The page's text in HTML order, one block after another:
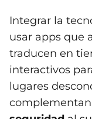
Integrar la
usar apps que
traducen en
interactivos
lugares